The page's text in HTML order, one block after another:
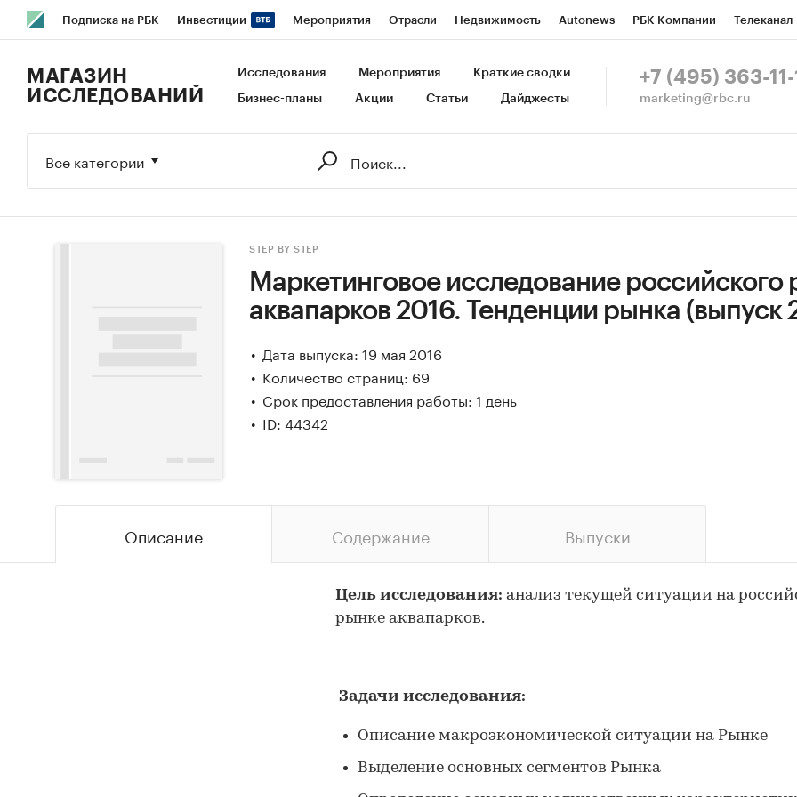
Подписка на РБК Инвестиции Мероприятия Отрасли Недвижимость Autonews РБК Компании Телеканал
Исследования Кредитные рейтинги Франшизы Газета Спецпроекты СПб Конференции СПб Спецпроекты
МАГАЗИН
ИССЛЕДОВАНИЙ
Исследования Мероприятия Краткие сводки
Бизнес-планы Акции Статьи Дайджесты
+7 (495) 363-11-
marketing@rbc.ru
Все категории
STEP BY STEP
Маркетинговое исследование российского
аквапарков 2016. Тенденции рынка (выпуск
Дата выпуска: 19 мая 2016
Количество страниц: 69
Срок предоставления работы: 1 день
ID: 44342
Описание Содержание Выпуски
Цель исследования: анализ текущей ситуации на
рынке аквапарков.
Задачи исследования:
Описание макроэкономической ситуации на Рынке
Выделение основных сегментов Рынка